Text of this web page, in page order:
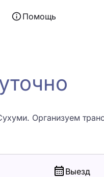
Помощь
Организуем
Выезд